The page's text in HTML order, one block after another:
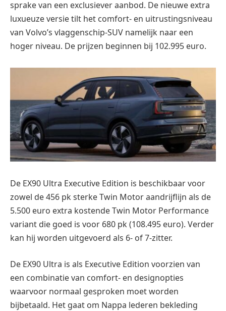
sprake van een exclusiever aanbod. De nieuwe extra
luxueuze versie tilt het comfort- en uitrustingsniveau
van Volvo’s vlaggenschip-SUV namelijk naar een
hoger niveau. De prijzen beginnen bij 102.995 euro.
De EX90 Ultra Executive Edition is beschikbaar voor
zowel de 456 pk sterke Twin Motor aandrijflijn als de
5.500 euro extra kostende Twin Motor Performance
variant die goed is voor 680 pk (108.495 euro). Verder
kan hij worden uitgevoerd als 6- of 7-zitter.
De EX90 Ultra is als Executive Edition voorzien van
een combinatie van comfort- en designopties
waarvoor normaal gesproken moet worden
bijbetaald. Het gaat om Nappa lederen bekleding